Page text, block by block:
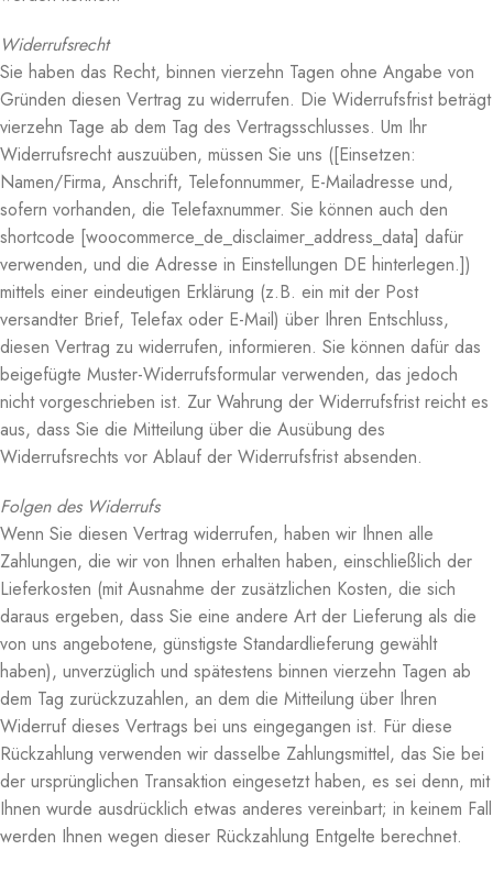
Widerrufsrecht
Sie haben das Recht, binnen vierzehn Tagen ohne Angabe von
Gründen diesen Vertrag zu widerrufen. Die Widerrufsfrist beträgt
vierzehn Tage ab dem Tag des Vertragsschlusses. Um Ihr
Widerrufsrecht auszuüben, müssen Sie uns ([Einsetzen:
Namen/Firma, Anschrift, Telefonnummer, E-Mailadresse und,
sofern vorhanden, die Telefaxnummer. Sie können auch den
shortcode [woocommerce_de_disclaimer_address_data] dafür
verwenden, und die Adresse in Einstellungen DE hinterlegen.])
mittels einer eindeutigen Erklärung (z.B. ein mit der Post
versandter Brief, Telefax oder E-Mail) über Ihren Entschluss,
diesen Vertrag zu widerrufen, informieren. Sie können dafür das
beigefügte Muster-Widerrufsformular verwenden, das jedoch
nicht vorgeschrieben ist. Zur Wahrung der Widerrufsfrist reicht es
aus, dass Sie die Mitteilung über die Ausübung des
Widerrufsrechts vor Ablauf der Widerrufsfrist absenden.
Folgen des Widerrufs
Wenn Sie diesen Vertrag widerrufen, haben wir Ihnen alle
Zahlungen, die wir von Ihnen erhalten haben, einschließlich der
Lieferkosten (mit Ausnahme der zusätzlichen Kosten, die sich
daraus ergeben, dass Sie eine andere Art der Lieferung als die
von uns angebotene, günstigste Standardlieferung gewählt
haben), unverzüglich und spätestens binnen vierzehn Tagen ab
dem Tag zurückzuzahlen, an dem die Mitteilung über Ihren
Widerruf dieses Vertrags bei uns eingegangen ist. Für diese
Rückzahlung verwenden wir dasselbe Zahlungsmittel, das Sie bei
der ursprünglichen Transaktion eingesetzt haben, es sei denn, mit
Ihnen wurde ausdrücklich etwas anderes vereinbart; in keinem Fall
werden Ihnen wegen dieser Rückzahlung Entgelte berechnet.